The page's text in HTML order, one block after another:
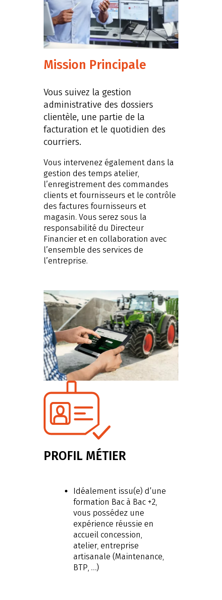
Mission Principale
Vous suivez la gestion
administrative des dossiers
clientèle, une partie de la
facturation et le quotidien des
courriers.
Vous intervenez également dans la
gestion des temps atelier,
l’enregistrement des commandes
clients et fournisseurs et le contrôle
des factures fournisseurs et
magasin. Vous serez sous la
responsabilité du Directeur
Financier et en collaboration avec
l’ensemble des services de
l’entreprise.
PROFIL MÉTIER
Idéalement issu(e) d’une
formation Bac à Bac +2,
vous possédez une
expérience réussie en
accueil concession,
atelier, entreprise
artisanale (Maintenance,
BTP, …)